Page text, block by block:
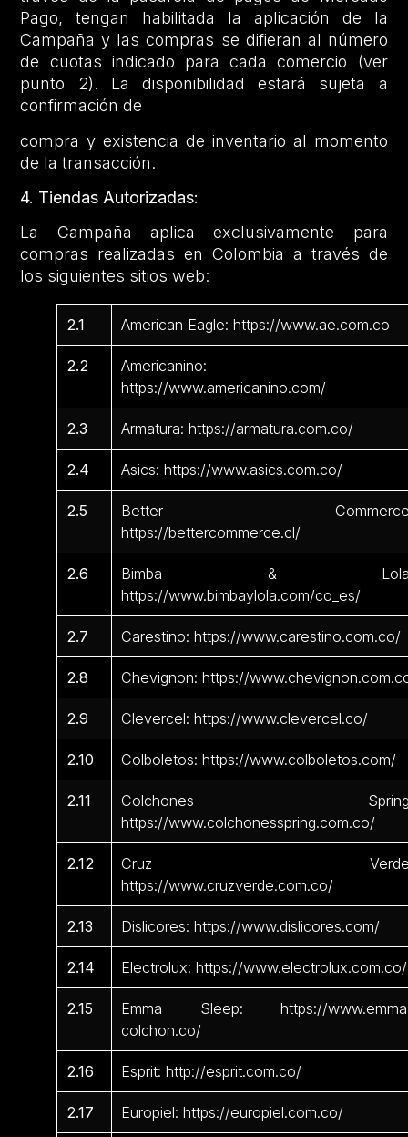
Pago, tengan habilitada la aplicación de la
Campaña y las compras se difieran al número
de cuotas indicado para cada comercio (ver
punto 2). La disponibilidad estará sujeta a
confirmación de
compra y existencia de inventario al momento
de la transacción.
4. Tiendas Autorizadas:
La Campaña aplica exclusivamente para
compras realizadas en Colombia a través de
los siguientes sitios web:
2.1 American Eagle: https://www.ae.com.co
2.2
Americanino:
https://www.americanino.com/
2.3 Armatura: https://armatura.com.co/
2.4 Asics: https://www.asics.com.co/
2.5
Better
https://bettercommerce.cl/
2.6
Bimba &
https://www.bimbaylola.com/co_es/
2.7 Carestino: https://www.carestino.com.co/
2.8 Chevignon: https://
2.9 Clevercel: https://www.clevercel.co/
2.10 Colboletos: https://www.colboletos.com/
2.11
Colchones
https://www.colchonesspring.com.co/
2.12
Cruz
https://www.cruzverde.com.co/
2.13 Dislicores: https://www.dislicores.com/
2.14 Electrolux: https://www.electrolux.com.co/
2.15
Emma Sleep: https://
colchon.co/
2.16 Esprit: http://esprit.com.co/
2.17 Europiel: https://europiel.com.co/